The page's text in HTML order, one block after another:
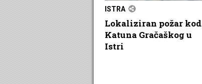
ISTRA
Lokaliziran požar kod
Katuna Gračaškog u
Istri